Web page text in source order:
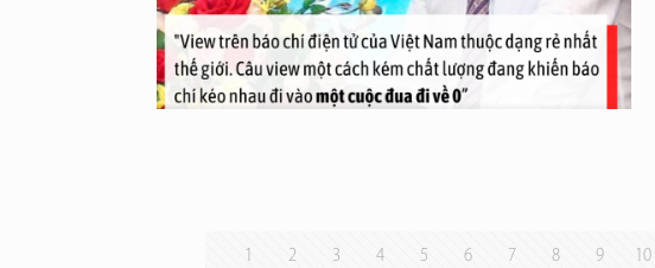
1 2 3 4 5 6 7 8 9 10